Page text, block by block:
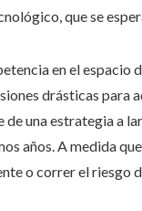
que se
en el
drásticas para
una estrategia a
años. A medida
o correr el riesgo